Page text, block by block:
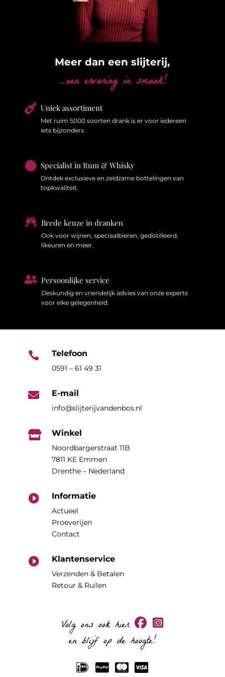
Meer dan een slijterij,
…een ervaring in smaak!
 Uniek assortiment
Met ruim 5000 soorten drank is er voor iedereen
iets bijzonders.
 Specialist in Rum & Whisky
Ontdek exclusieve en zeldzame bottelingen van
topkwaliteit.
 Brede keuze in dranken
Ook voor wijnen, speciaalbieren, gedistilleerd,
likeuren en meer.
 Persoonlijke service
Deskundig en vriendelijk advies van onze experts
voor elke gelegenheid.
 Telefoon
0591 – 61 49 31
 E-mail
info@slijterijvandenbos.nl
 Winkel
Noordbargerstraat 11B
7811 KE Emmen
Drenthe – Nederland
 Informatie
Actueel
Proeverijen
Contact
 Klantenservice
Verzenden & Betalen
Retour & Ruilen
Volg ons ook hier
en blijf op de hoogte!